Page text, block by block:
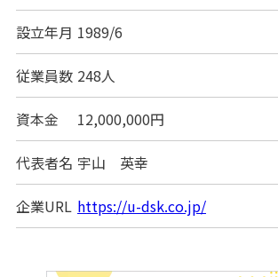
設立年月 1989/6
従業員数 248人
資本金 12,000,000円
代表者名 宇山 英幸
企業URL https://u-dsk.co.jp/